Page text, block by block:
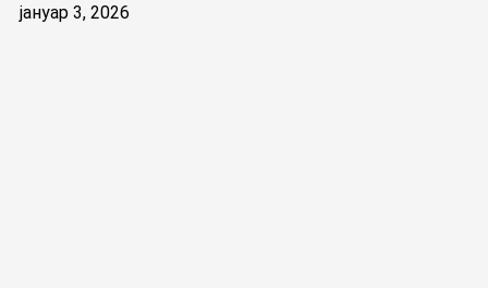
јануар 3, 2026